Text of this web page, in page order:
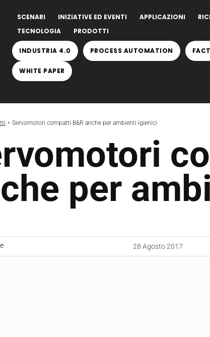
SCENARI INIZIATIVE ED EVENTI APPLICAZIONI
TECNOLOGIA
PRODOTTI
INDUSTRIA 4.0 PROCESS AUTOMATION
WHITE PAPER
Servomotori compatti B&R anche per ambienti igienici
per
28 Agosto 2017